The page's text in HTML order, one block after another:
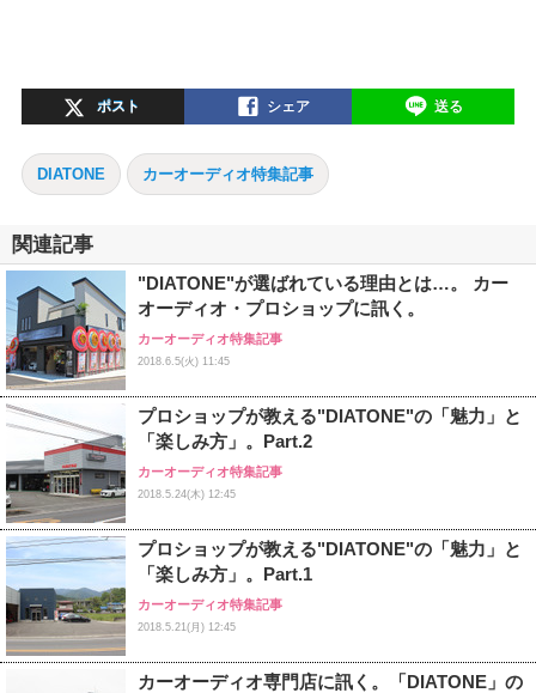
ポスト シェア 送る
DIATONE カーオーディオ特集記事
関連記事
"DIATONE"が選ばれている理由とは…。 カー
オーディオ・プロショップに訊く。
カーオーディオ特集記事
2018.6.5(火) 11:45
プロショップが教える"DIATONE"の「魅力」と
「楽しみ方」。Part.2
カーオーディオ特集記事
2018.5.24(木) 12:45
プロショップが教える"DIATONE"の「魅力」と
「楽しみ方」。Part.1
カーオーディオ特集記事
2018.5.21(月) 12:45
カーオーディオ専門店に訊く。「DIATONE」の